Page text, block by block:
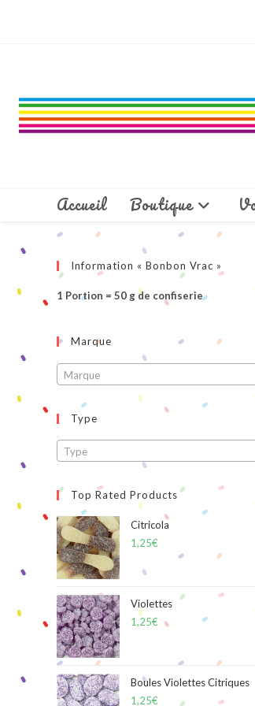
Accueil Boutique
Information « Bonbon Vrac »
1 Portion = 50 g de confiserie
Marque
Marque
Type
Type
Top Rated Products
Citricola
1,25€
Violettes
1,25€
Boules Violettes Citriques
1,25€